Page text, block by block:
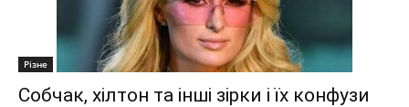
Різне
Собчак, хілтон та інші зірки і їх конфузи